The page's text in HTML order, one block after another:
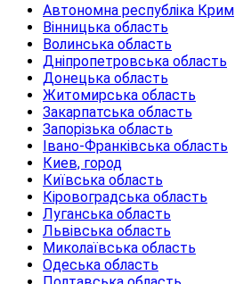
Автономна республіка Крим
Вінницька область
Волинська область
Дніпропетровська область
Донецька область
Житомирська область
Закарпатська область
Запорізька область
Івано-Франківська область
Киев, город
Київська область
Кіровоградська область
Луганська область
Львівська область
Миколаївська область
Одеська область